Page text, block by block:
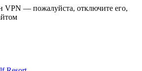
VPN — пожалуйста, отключите его,